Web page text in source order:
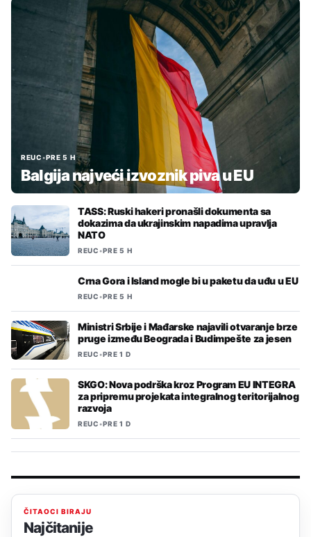
REUC•PRE 5 H
Balgija najveći izvoznik piva u EU
TASS: Ruski hakeri pronašli dokumenta sa
dokazima da ukrajinskim napadima upravlja
NATO
REUC•PRE 5 H
Crna Gora i Island mogle bi u paketu da uđu u EU
REUC•PRE 5 H
Ministri Srbije i Mađarske najavili otvaranje brze
pruge između Beograda i Budimpešte za jesen
REUC•PRE 1 D
SKGO: Nova podrška kroz Program EU INTEGRA
za pripremu projekata integralnog teritorijalnog
razvoja
REUC•PRE 1 D
ČITAOCI BIRAJU
Najčitanije